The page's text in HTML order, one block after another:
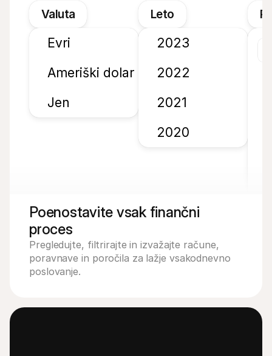
Valuta
Evri
Ameriški dolar
Jen
Leto
2023
2022
2021
2020
Poenostavite vsak finančni
proces
Pregledujte, filtrirajte in izvažajte račune,
poravnave in poročila za lažje vsakodnevno
poslovanje.